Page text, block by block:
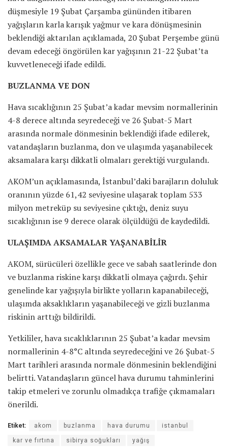
düşmesiyle 19 Şubat Çarşamba gününden itibaren
yağışların karla karışık yağmur ve kara dönüşmesinin
beklendiği aktarılan açıklamada, 20 Şubat Perşembe günü
devam edeceği öngörülen kar yağışının 21-22 Şubat’ta
kuvvetleneceği ifade edildi.
BUZLANMA VE DON
Hava sıcaklığının 25 Şubat’a kadar mevsim normallerinin
4-8 derece altında seyredeceği ve 26 Şubat-5 Mart
arasında normale dönmesinin beklendiği ifade edilerek,
vatandaşların buzlanma, don ve ulaşımda yaşanabilecek
aksamalara karşı dikkatli olmaları gerektiği vurgulandı.
AKOM’un açıklamasında, İstanbul’daki barajların doluluk
oranının yüzde 61,42 seviyesine ulaşarak toplam 533
milyon metreküp su seviyesine çıktığı, deniz suyu
sıcaklığının ise 9 derece olarak ölçüldüğü de kaydedildi.
ULAŞIMDA AKSAMALAR YAŞANABİLİR
AKOM, sürücüleri özellikle gece ve sabah saatlerinde don
ve buzlanma riskine karşı dikkatli olmaya çağırdı. Şehir
genelinde kar yağışıyla birlikte yolların kapanabileceği,
ulaşımda aksaklıkların yaşanabileceği ve gizli buzlanma
riskinin arttığı bildirildi.
Yetkililer, hava sıcaklıklarının 25 Şubat’a kadar mevsim
normallerinin 4-8°C altında seyredeceğini ve 26 Şubat-5
Mart tarihleri arasında normale dönmesinin beklendiğini
belirtti. Vatandaşların güncel hava durumu tahminlerini
takip etmeleri ve zorunlu olmadıkça trafiğe çıkmamaları
önerildi.
Etiket: akom buzlanma hava durumu istanbul
kar ve fırtına sibirya soğukları yağış